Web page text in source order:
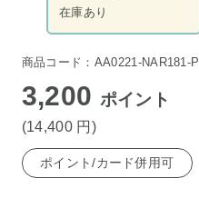
在庫あり
商品コード：AA0221-NAR181-P
3,200 ポイント
(14,400 円 )
ポイント/カード併用可